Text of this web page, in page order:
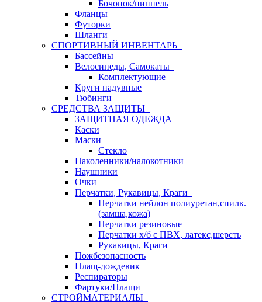
Бочонок/ниппель
Фланцы
Футорки
Шланги
СПОРТИВНЫЙ ИНВЕНТАРЬ
Бассейны
Велосипеды, Самокаты
Комплектующие
Круги надувные
Тюбинги
СРЕДСТВА ЗАЩИТЫ
ЗАЩИТНАЯ ОДЕЖДА
Каски
Маски
Стекло
Наколенники/налокотники
Наушники
Очки
Перчатки, Рукавицы, Краги
Перчатки нейлон полиуретан,спилк.
(замша,кожа)
Перчатки резиновые
Перчатки х/б с ПВХ, латекс,шерсть
Рукавицы, Краги
Пожбезопасность
Плащ-дождевик
Респираторы
Фартуки/Плащи
СТРОЙМАТЕРИАЛЫ